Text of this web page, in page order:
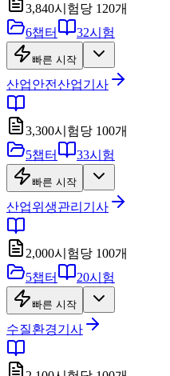
3,840시험당 120개
6챕터 32시험
빠른 시작
산업안전산업기사
3,300시험당 100개
5챕터 33시험
빠른 시작
산업위생관리기사
2,000시험당 100개
5챕터 20시험
빠른 시작
수질환경기사